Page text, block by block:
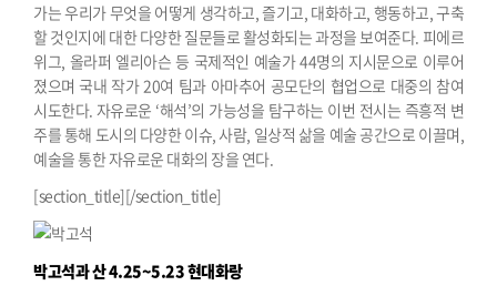
가는 우리가 무엇을 어떻게 생각하고, 즐기고, 대화하고, 행동하고, 구축
할 것인지에 대한 다양한 질문들로 활성화되는 과정을 보여준다. 피에르
위그, 올라퍼 엘리아슨 등 국제적인 예술가 44명의 지시문으로 이루어
졌으며 국내 작가 20여 팀과 아마추어 공모단의 협업으로 대중의 참여
시도한다. 자유로운 ‘해석’의 가능성을 탐구하는 이번 전시는 즉흥적 변
주를 통해 도시의 다양한 이슈, 사람, 일상적 삶을 예술 공간으로 이끌며,
예술을 통한 자유로운 대화의 장을 연다.
[section_title][/section_title]
박고석과 산4.25~5.23 현대화랑